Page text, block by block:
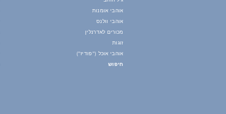
אוהבי אומנות
אוהבי וולנס
מכורים לאדרנלין
זוגות
אוהבי אוכל ("פודיז")
חיפוש